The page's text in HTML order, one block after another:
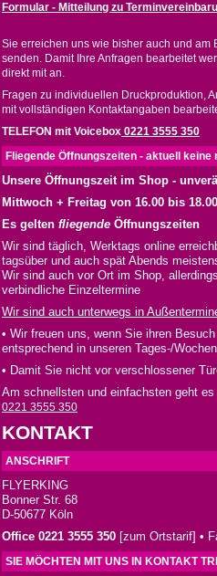
Formular - Mitteilung zu
Sie erreichen uns wie bisher auch und
senden. Damit Ihre Anfragen bearbeitet
direkt mit an.
Fragen zu individuellen Druckproduktion,
mit vollständigen Kontaktangaben
TELEFON mit Voicebox 0221 3555 350
Fliegende Öffnungszeiten - aktuell
Unsere Öffnungszeit im Shop -
Mittwoch + Freitag von 16.00 bis
Es gelten fliegende Öffnungszeiten
Wir sind täglich, Werktags online
tagsüber und auch spät Abends
Wir sind auch vor Ort im Shop,
verbindliche Einzeltermine
Wir sind auch unterwegs in
• Wir freuen uns, wenn Sie ihren
entsprechend in unseren Tages-/
• Damit Sie nicht vor verschlossener
Am schnellsten und einfachsten geht
0221 3555 350
KONTAKT
ANSCHRIFT
FLYERKING
Bonner Str. 68
D-50677 Köln
Office 0221 3555 350 [zum Ortstarif] •
SIE MÖCHTEN MIT UNS IN KONTAKT